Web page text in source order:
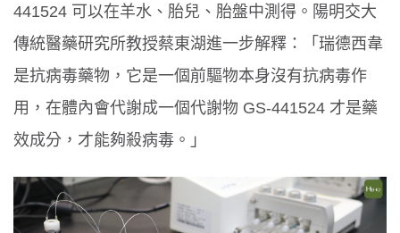
441524 可以在羊水、胎兒、胎盤中測得。陽明交大
傳統醫藥研究所教授蔡東湖進一步解釋：「瑞德西韋
是抗病毒藥物，它是一個前驅物本身沒有抗病毒作
用，在體內會代謝成一個代謝物 GS-441524 才是藥
效成分，才能夠殺病毒。」